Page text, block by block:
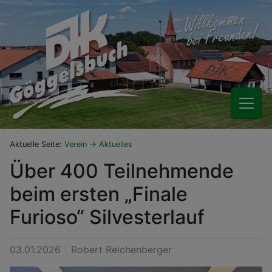
Aktuelle Seite: Verein Aktuelles
Über 400 Teilnehmende
beim ersten „Finale
Furioso“ Silvesterlauf
03.01.2026 Robert Reichenberger